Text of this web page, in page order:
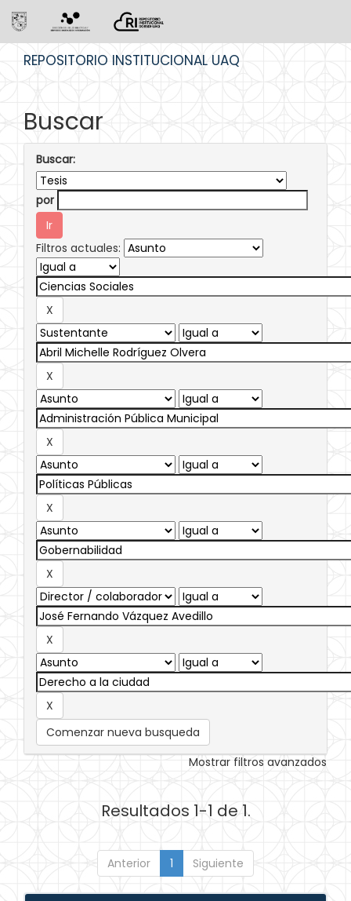
REPOSITORIO INSTITUCIONAL UAQ
Buscar
Buscar:
por
Filtros actuales:
Comenzar nueva busqueda
Mostrar filtros avanzados
Resultados 1-1 de 1.
Anterior 1 Siguiente